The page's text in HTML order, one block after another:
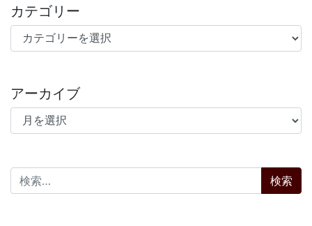
カテゴリー
カテゴリー
アーカイブ
アーカイブ
検索: